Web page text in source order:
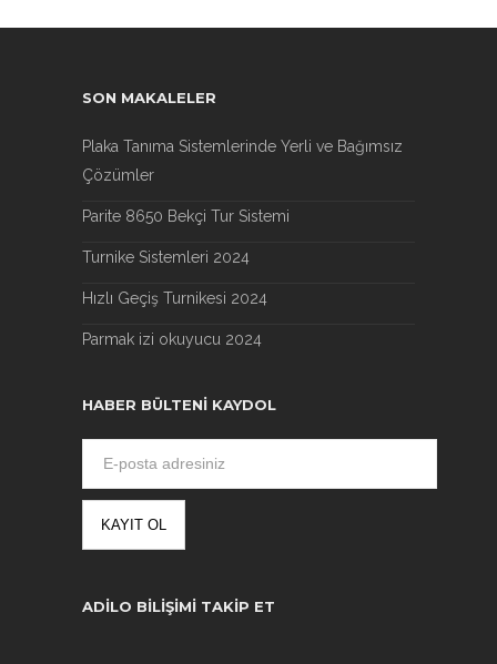
SON MAKALELER
Plaka Tanıma Sistemlerinde Yerli ve Bağımsız
Çözümler
Parite 8650 Bekçi Tur Sistemi
Turnike Sistemleri 2024
Hızlı Geçiş Turnikesi 2024
Parmak izi okuyucu 2024
HABER BÜLTENI KAYDOL
ADILO BILIŞIMI TAKIP ET